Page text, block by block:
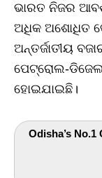
ଭାରତ ନିଜର
ଅଧିକ ଅଶୋଧିତ
ଅନ୍ତର୍ଜାତୀୟ
ପେଟ୍ରୋଲ-ଡିଜେଲ
ହୋଇଯାଇଛି।
Odisha’s No.1